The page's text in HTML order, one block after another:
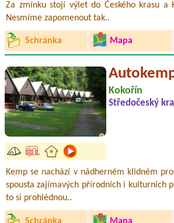
Za zmínku stojí výlet do Českého krasu a
Nesmíme zapomenout tak..
Schránka Mapa
Kokořín
Středočeský
Kemp se nachází v nádherném klidném
spousta zajímavých přírodních i kulturních
to si prohlédnou..
Schránka Mapa